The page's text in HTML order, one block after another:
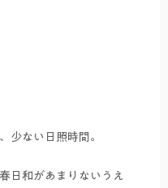
少ない日照時間。
日和があまりないうえ